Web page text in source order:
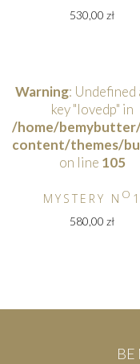
530,00zł
Warning: Undefined
key "lovedp" in
/home/
content/themes/
on line 105
MYSTERY N O 1
580,00zł
BE